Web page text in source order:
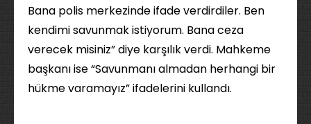
Bana polis merkezinde ifade verdirdiler. Ben
kendimi savunmak istiyorum. Bana ceza
verecek misiniz” diye karşılık verdi. Mahkeme
başkanı ise “Savunmanı almadan herhangi bir
hükme varamayız” ifadelerini kullandı.